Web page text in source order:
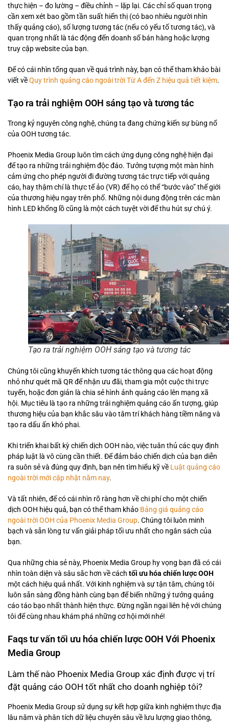
thực hiện – đo lường – điều chỉnh – lặp lại. Các chỉ số quan trọng
cần xem xét bao gồm tần suất hiển thị (có bao nhiêu người nhìn
thấy quảng cáo), số lượng tương tác (nếu có yếu tố tương tác), và
quan trọng nhất là tác động đến doanh số bán hàng hoặc lượng
truy cập website của bạn.
Để có cái nhìn tổng quan về quá trình này, bạn có thể tham khảo bài
viết vềQuy trình quảng cáo ngoài trời Từ A đến Z hiệu quả tiết kiệm.
Tạo ra trải nghiệm OOH sáng tạo và tương tác
Trong kỷ nguyên công nghệ, chúng ta đang chứng kiến sự bùng nổ
của OOH tương tác.
Phoenix Media Group luôn tìm cách ứng dụng công nghệ hiện đại
để tạo ra những trải nghiệm độc đáo. Tưởng tượng một màn hình
cảm ứng cho phép người đi đường tương tác trực tiếp với quảng
cáo, hay thậm chí là thực tế ảo (VR) để họ có thể “bước vào” thế giới
của thương hiệu ngay trên phố. Những nội dung động trên các màn
hình LED khổng lồ cũng là một cách tuyệt vời để thu hút sự chú ý.
Tạo ra trải nghiệm OOH sáng tạo và tương tác
Chúng tôi cũng khuyến khích tương tác thông qua các hoạt động
nhỏ như quét mã QR để nhận ưu đãi, tham gia một cuộc thi trực
tuyến, hoặc đơn giản là chia sẻ hình ảnh quảng cáo lên mạng xã
hội. Mục tiêu là tạo ra những trải nghiệm quảng cáo ấn tượng, giúp
thương hiệu của bạn khắc sâu vào tâm trí khách hàng tiềm năng và
tạo ra dấu ấn khó phai.
Khi triển khai bất kỳ chiến dịch OOH nào, việc tuân thủ các quy định
pháp luật là vô cùng cần thiết. Để đảm bảo chiến dịch của bạn diễn
ra suôn sẻ và đúng quy định, bạn nên tìm hiểu kỹ về Luật quảng cáo
ngoài trời mới cập nhật năm nay.
Và tất nhiên, để có cái nhìn rõ ràng hơn về chi phí cho một chiến
dịch OOH hiệu quả, bạn có thể tham khảo Bảng giá quảng cáo
ngoài trời OOH của Phoenix Media Group. Chúng tôi luôn minh
bạch và sẵn lòng tư vấn giải pháp tối ưu nhất cho ngân sách của
bạn.
Qua những chia sẻ này, Phoenix Media Group hy vọng bạn đã có cái
nhìn toàn diện và sâu sắc hơn về cách tối ưu hóa chiến lược OOH
một cách hiệu quả nhất. Với kinh nghiệm và sự tận tâm, chúng tôi
luôn sẵn sàng đồng hành cùng bạn để biến những ý tưởng quảng
cáo táo bạo nhất thành hiện thực. Đừng ngần ngại liên hệ với chúng
tôi để cùng nhau khám phá những cơ hội mới nhé!
Faqs tư vấn tối ưu hóa chiến lược OOH Với Phoenix
Media Group
Làm thế nào Phoenix Media Group xác định được vị trí
đặt quảng cáo OOH tốt nhất cho doanh nghiệp tôi?
Phoenix Media Group sử dụng sự kết hợp giữa kinh nghiệm thực địa
lâu năm và phân tích dữ liệu chuyên sâu về lưu lượng giao thông,